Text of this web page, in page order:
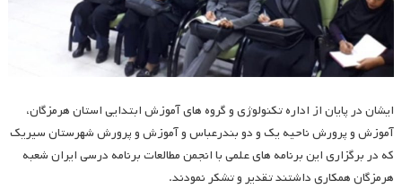
ایشان در پایان از اداره تکنولوژی و گروه های آموزش ابتدایی استان هرمزگان،
آموزش و پرورش ناحیه یک و دو بندرعباس و آموزش و پرورش شهرستان سیریک
که در برگزاری این برنامه های علمی با انجمن مطالعات برنامه درسی ایران شعبه
هرمزگان همکاری داشتند تقدیر و تشکر نمودند.